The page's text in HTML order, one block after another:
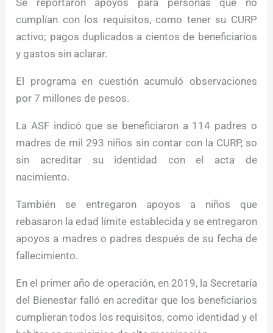
cumplían con los requisitos, como tener su CURP
activo; pagos duplicados a cientos de beneficiarios
y gastos sin aclarar.
El programa en cuestión acumuló observaciones
por 7 millones de pesos.
La ASF indicó que se beneficiaron a 114 padres o
madres de mil 293 niños sin contar con la CURP, so
sin acreditar su identidad con el acta de
nacimiento.
También se entregaron apoyos a niños que
rebasaron la edad límite establecida y se entregaron
apoyos a madres o padres después de su fecha de
fallecimiento.
En el primer año de operación, en 2019, la Secretaría
del Bienestar falló en acreditar que los beneficiarios
cumplieran todos los requisitos, como identidad y el